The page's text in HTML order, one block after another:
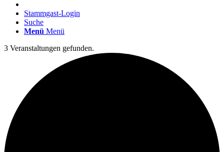
Stammgast-Login
Suche
Menü Menü
3 Veranstaltungen gefunden.